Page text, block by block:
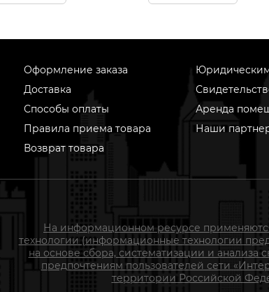
Оформление заказа
Доставка
Способы оплаты
Правила приема товара
Возврат товара
Аренда
Наши
На информационном ресурсе
технологии (информационные технологии
на основе сбора, систематизации и анализа
предпочтениям пользователей сети
территории Российской